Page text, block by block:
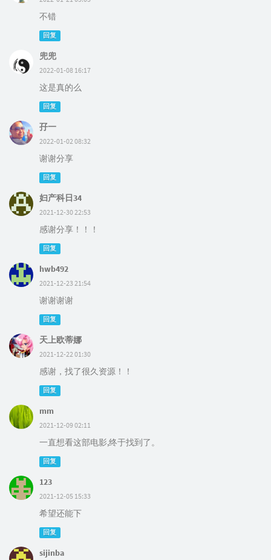
不错
回复
兜兜
2022-01-08 16:17
这是真的么
回复
孖一
2022-01-02 08:32
谢谢分享
回复
妇产科日34
2021-12-30 22:53
感谢分享！！！
回复
hwb492
2021-12-23 21:54
谢谢谢谢
回复
天上欧蒂娜
2021-12-22 01:30
感谢，找了很久资源！！
回复
mm
2021-12-09 02:11
一直想看这部电影,终于找到了。
回复
123
2021-12-05 15:33
希望还能下
回复
sijinba